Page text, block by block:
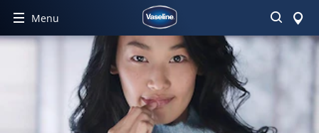
Menu Buscar